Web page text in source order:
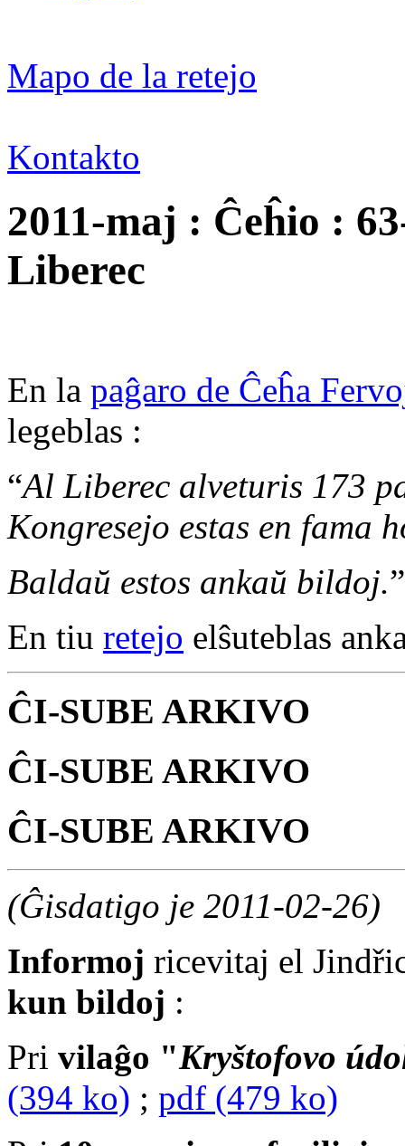
Mapo de la retejo
Kontakto
2011-maj : Ĉeĥio :
Liberec
En la paĝaro de Ĉeĥa
legeblas :
“Al Liberec alveturis 173
Kongresejo estas en fama
Baldaŭ estos ankaŭ bildoj.”
En tiu retejo elŝuteblas
ĈI-SUBE ARKIVO
ĈI-SUBE ARKIVO
ĈI-SUBE ARKIVO
(Ĝisdatigo je 2011-02-26)
Informoj ricevitaj el
kun bildoj :
Pri vilaĝo "Kryštofovo
(394 ko) ; pdf (479 ko)